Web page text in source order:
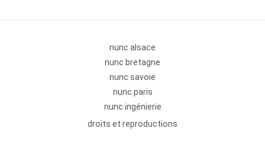
nunc alsace
nunc bretagne
nunc savoie
nunc paris
nunc ingénierie
droits et reproductions